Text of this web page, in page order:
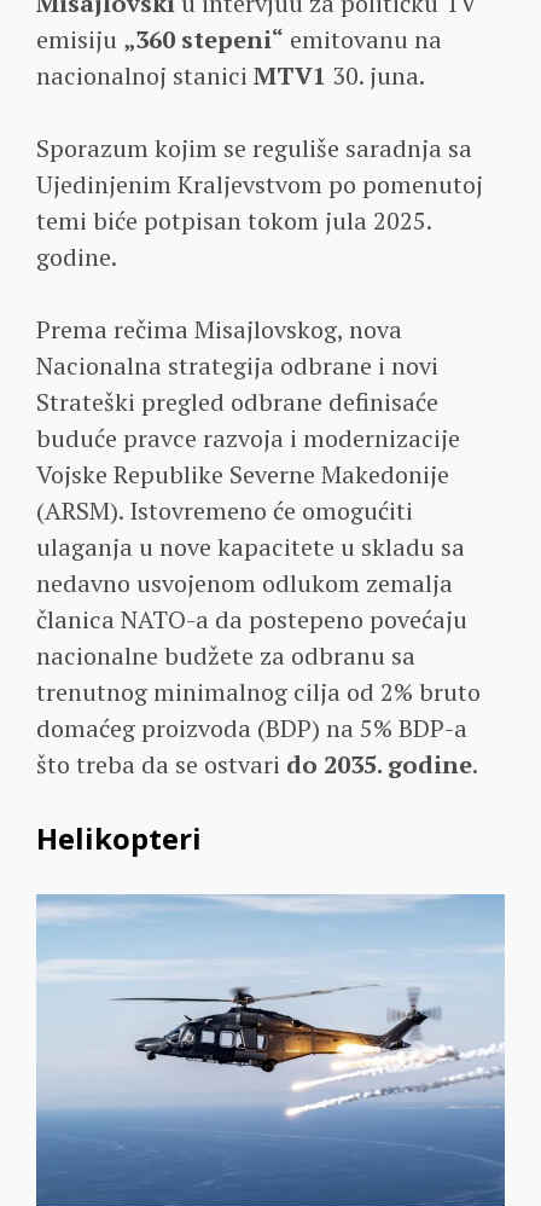
emisiju „360 stepeni“ emitovanu na
nacionalnoj stanici MTV1 30. juna.
Sporazum kojim se reguliše saradnja sa
Ujedinjenim Kraljevstvom po pomenutoj
temi biće potpisan tokom jula 2025.
godine.
Prema rečima Misajlovskog, nova
Nacionalna strategija odbrane i novi
Strateški pregled odbrane definisaće
buduće pravce razvoja i modernizacije
Vojske Republike Severne Makedonije
(ARSM). Istovremeno će omogućiti
ulaganja u nove kapacitete u skladu sa
nedavno usvojenom odlukom zemalja
članica NATO-a da postepeno povećaju
nacionalne budžete za odbranu sa
trenutnog minimalnog cilja od 2% bruto
domaćeg proizvoda (BDP) na 5% BDP-a
što treba da se ostvari do 2035. godine.
Helikopteri